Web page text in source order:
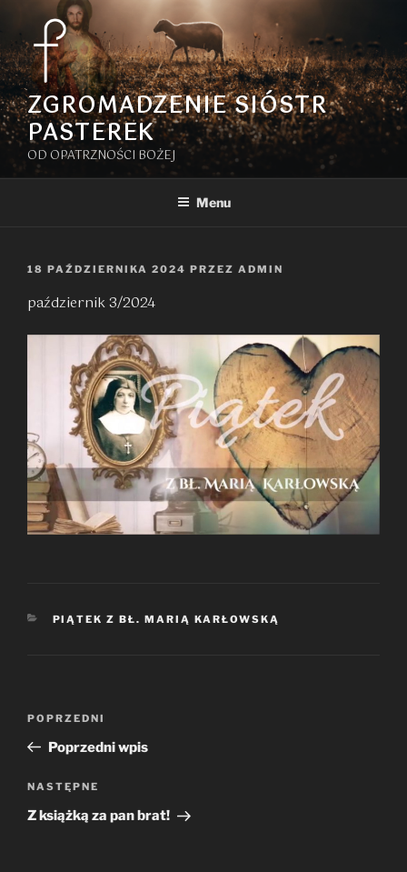
Przejdź
treści
ZGROMADZENIE SIÓSTR
PASTEREK
OD OPATRZNOŚCI BOŻEJ
Menu
OPUBLIKOWANE
18 PAŹDZIERNIKA 2024 PRZEZ ADMIN
październik 3/2024
KATEGORIE
PIĄTEK Z BŁ. MARIĄ KARŁOWSKĄ
wpisu
Poprzedni
wpis
POPRZEDNI
Poprzedni wpis
Następny
wpis
NASTĘPNE
Z książką za pan brat!